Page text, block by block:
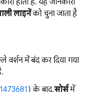
लाइनेंको चुना जाता है
वर्शन में बंद कर दिया गया
1473681 ) के बाद,सोर्समें